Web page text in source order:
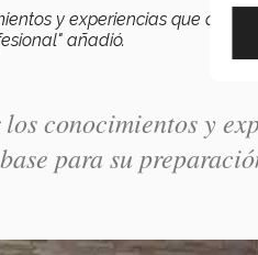
y experiencias que
añadió.
conocimientos y
para su